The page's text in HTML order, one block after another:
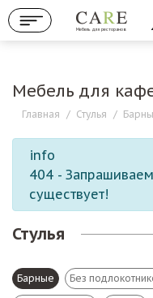
Мебель для ресторанов
Мебель для
Главная / Стулья /
info
404 -
существует!
Стулья
Барные Без